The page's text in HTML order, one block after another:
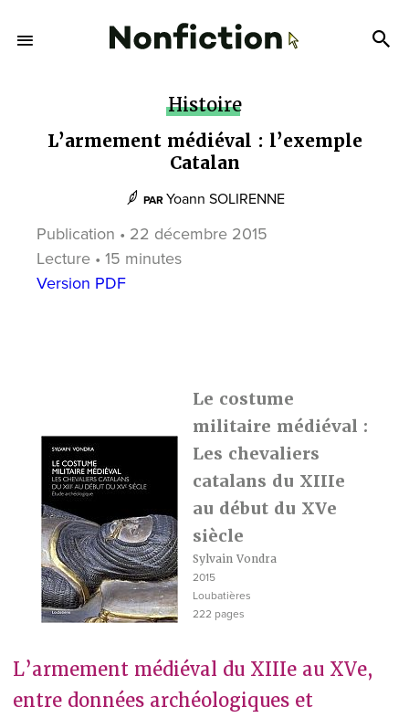
Histoire
L’armement médiéval : l’exemple
Catalan
PAR Yoann SOLIRENNE
Publication • 22 décembre 2015
Lecture • 15 minutes
Version PDF
Le costume
militaire médiéval :
Les chevaliers
catalans du XIIIe
au début du XVe
siècle
Sylvain Vondra
2015
Loubatières
222 pages
L’armement médiéval du XIIIe au XVe,
entre données archéologiques et